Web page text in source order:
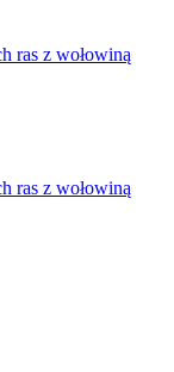
ras z wołowiną
ras z wołowiną